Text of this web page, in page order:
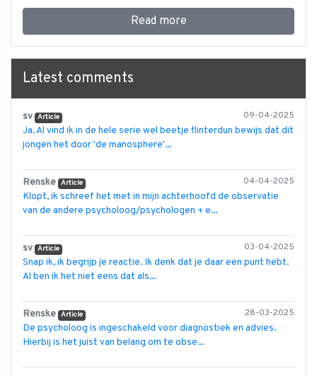
Read more
Latest comments
09-04-2025
sv Article
Ja. Al vind ik in de hele serie wel beetje flinterdun bewijs dat dit
jongen het door 'de manosphere'...
04-04-2025
Renske Article
Klopt, ik schreef het met in mijn achterhoofd de observatie
van de andere psycholoog/psychologen + e...
03-04-2025
sv Article
Snap ik, ik begrijp je reactie. Ik denk dat je daar een punt hebt.
Al ben ik het niet eens dat als...
28-03-2025
Renske Article
De psycholoog is ingeschakeld voor diagnostiek en advies.
Hierbij is het juist van belang om te obse...